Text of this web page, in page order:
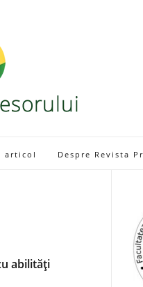
articol Despre Revista
abilități